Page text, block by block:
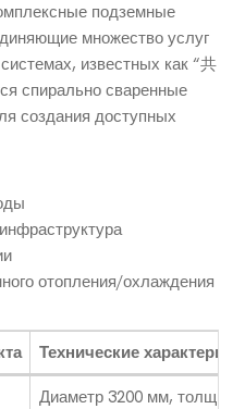
подземные
множество услуг
известных как “共
спирально сваренные
создания доступных
отопления/охлаждения
Технические
Диаметр 3200 мм,